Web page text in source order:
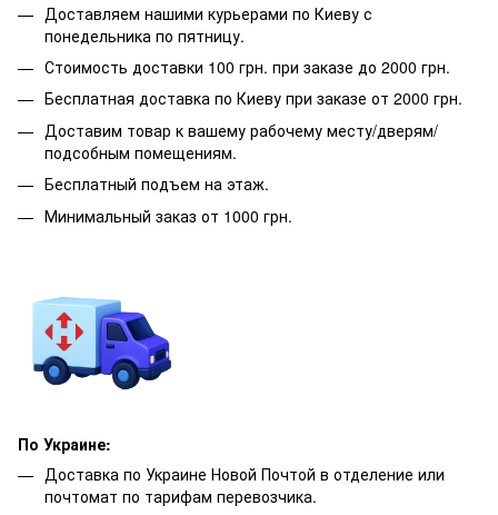
Доставляем нашими курьерами по Киеву с
понедельника по пятницу.
Стоимость доставки 100 грн. при заказе до 2000 грн.
Бесплатная доставка по Киеву при заказе от 2000 грн.
Доставим товар к вашему рабочему месту/дверям/
подсобным помещениям.
Бесплатный подъем на этаж.
Минимальный заказ от 1000 грн.
По Украине:
Доставка по Украине Новой Почтой в отделение или
почтомат по тарифам перевозчика.